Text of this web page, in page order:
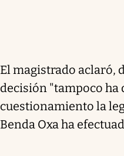
El magistrado aclaró,
decisión "tampoco
cuestionamiento la
Benda Oxa ha